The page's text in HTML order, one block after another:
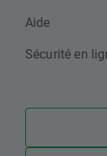
Aide
Sécurité en